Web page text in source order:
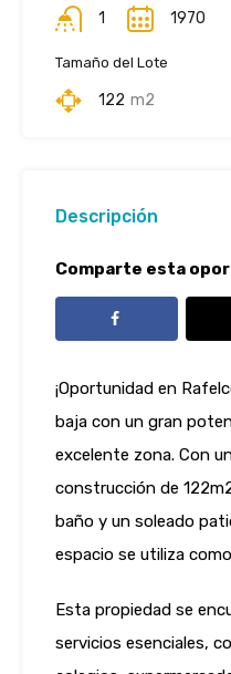
1 1970
Tamaño del Lote
122 m2
Descripción
Comparte esta
¡Oportunidad en
baja con un gran
excelente zona. Con
construcción de
baño y un soleado
espacio se utiliza
Esta propiedad se
servicios esenciales,